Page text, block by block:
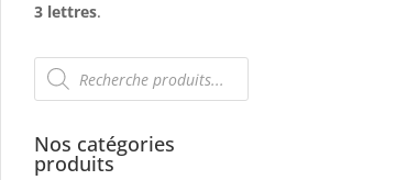
3 lettres.
Recherche
de
produits
Nos catégories
produits